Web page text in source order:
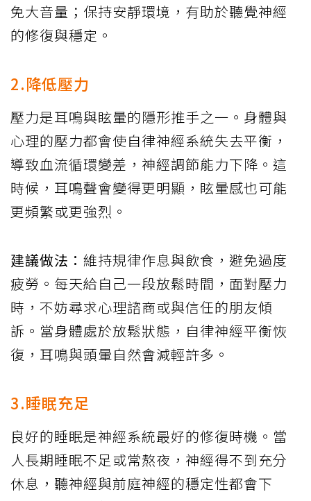
免大音量；保持安靜環境，有助於聽覺神經
的修復與穩定。
2.降低壓力
壓力是耳鳴與眩暈的隱形推手之一。身體與
心理的壓力都會使自律神經系統失去平衡，
導致血流循環變差，神經調節能力下降。這
時候，耳鳴聲會變得更明顯，眩暈感也可能
更頻繁或更強烈。
建議做法： 維持規律作息與飲食，避免過度
疲勞。每天給自己一段放鬆時間，面對壓力
時，不妨尋求心理諮商或與信任的朋友傾
訴。當身體處於放鬆狀態，自律神經平衡恢
復，耳鳴與頭暈自然會減輕許多。
3.睡眠充足
良好的睡眠是神經系統最好的修復時機。當
人長期睡眠不足或常熬夜，神經得不到充分
休息，聽神經與前庭神經的穩定性都會下